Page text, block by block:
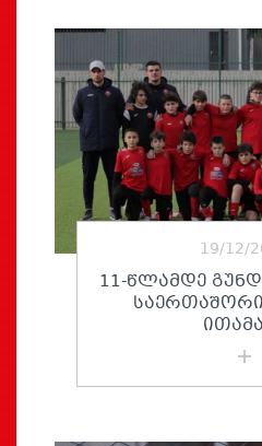
19/12/
11-ᲬᲚᲐᲛᲓᲔ